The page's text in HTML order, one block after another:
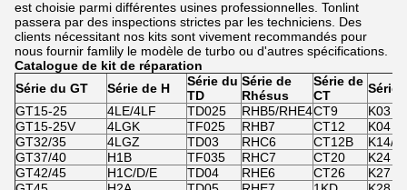
est choisie parmi différentes usines professionnelles. Tonlint
passera par des inspections strictes par les techniciens. Des
clients nécessitant nos kits sont vivement recommandés pour
nous fournir famlily le modèle de turbo ou d'autres spécifications.
Catalogue de kit de réparation
Série du GT
Série de H
Série du
TD
Série de
Rhésus
Série de
CT
Série
GT15-25
4LE/4LF TD025 RHB5/RHE4CT9
K03
GT15-25V
4LGK TF025 RHB7 CT12
K04
GT32/35
4LGZ TD03 RHC6 CT12B
K14/
GT37/40
H1B TF035 RHC7 CT20
K24
GT42/45
H1C/D/E TD04 RHE6 CT26
K27